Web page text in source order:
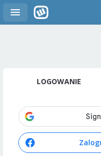
LOGOWANIE